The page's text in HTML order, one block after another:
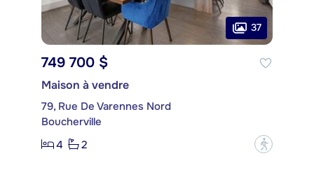
37
749 700 $
Maison à vendre
79, Rue De Varennes Nord
Boucherville
4
2 ?